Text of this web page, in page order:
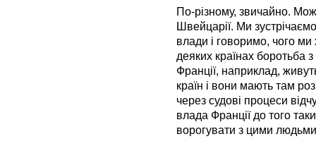
По-різному, звичайно.
Швейцарії. Ми
влади і говоримо, чого ми
деяких країнах боротьба
Франції, наприклад,
країн і вони мають там
через судові процеси
влада Франції до того
ворогувати з цими